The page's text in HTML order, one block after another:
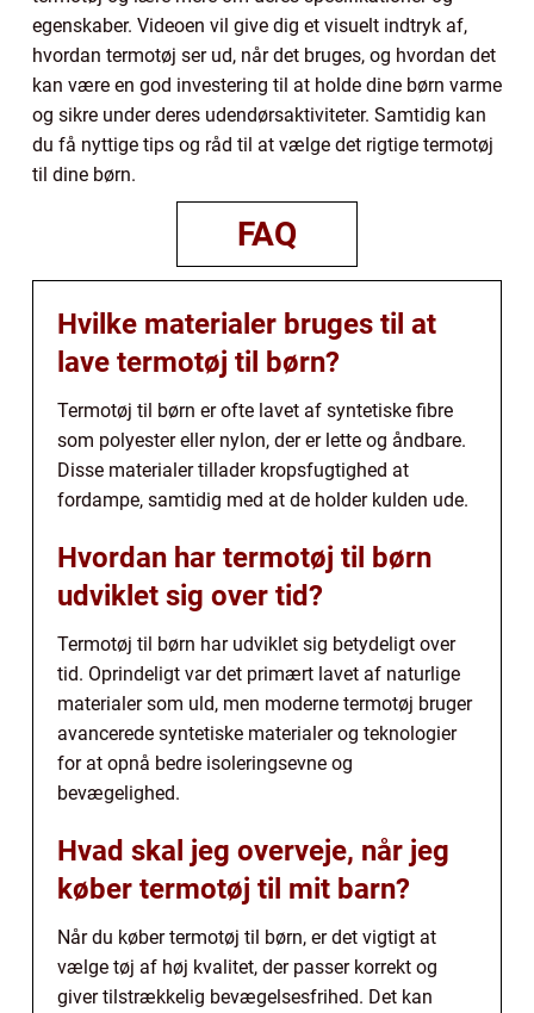
egenskaber. Videoen vil give dig et visuelt indtryk af,
hvordan termotøj ser ud, når det bruges, og hvordan det
kan være en god investering til at holde dine børn varme
og sikre under deres udendørsaktiviteter. Samtidig kan
du få nyttige tips og råd til at vælge det rigtige termotøj
til dine børn.
FAQ
Hvilke materialer bruges til at
lave termotøj til børn?
Termotøj til børn er ofte lavet af syntetiske fibre
som polyester eller nylon, der er lette og åndbare.
Disse materialer tillader kropsfugtighed at
fordampe, samtidig med at de holder kulden ude.
Hvordan har termotøj til børn
udviklet sig over tid?
Termotøj til børn har udviklet sig betydeligt over
tid. Oprindeligt var det primært lavet af naturlige
materialer som uld, men moderne termotøj bruger
avancerede syntetiske materialer og teknologier
for at opnå bedre isoleringsevne og
bevægelighed.
Hvad skal jeg overveje, når jeg
køber termotøj til mit barn?
Når du køber termotøj til børn, er det vigtigt at
vælge tøj af høj kvalitet, der passer korrekt og
giver tilstrækkelig bevægelsesfrihed. Det kan